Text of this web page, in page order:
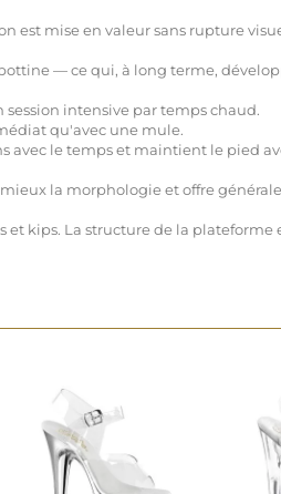
mise en valeur sans rupture
— ce qui, à long terme,
intensive par temps chaud.
qu'avec une mule.
avec le temps et maintient le pied
la morphologie et offre
et kips. La structure de la